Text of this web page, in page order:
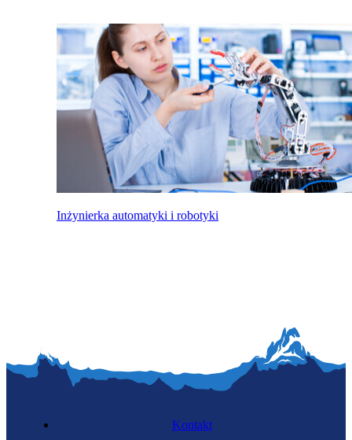
Inżynierka automatyki i robotyki
Kontakt